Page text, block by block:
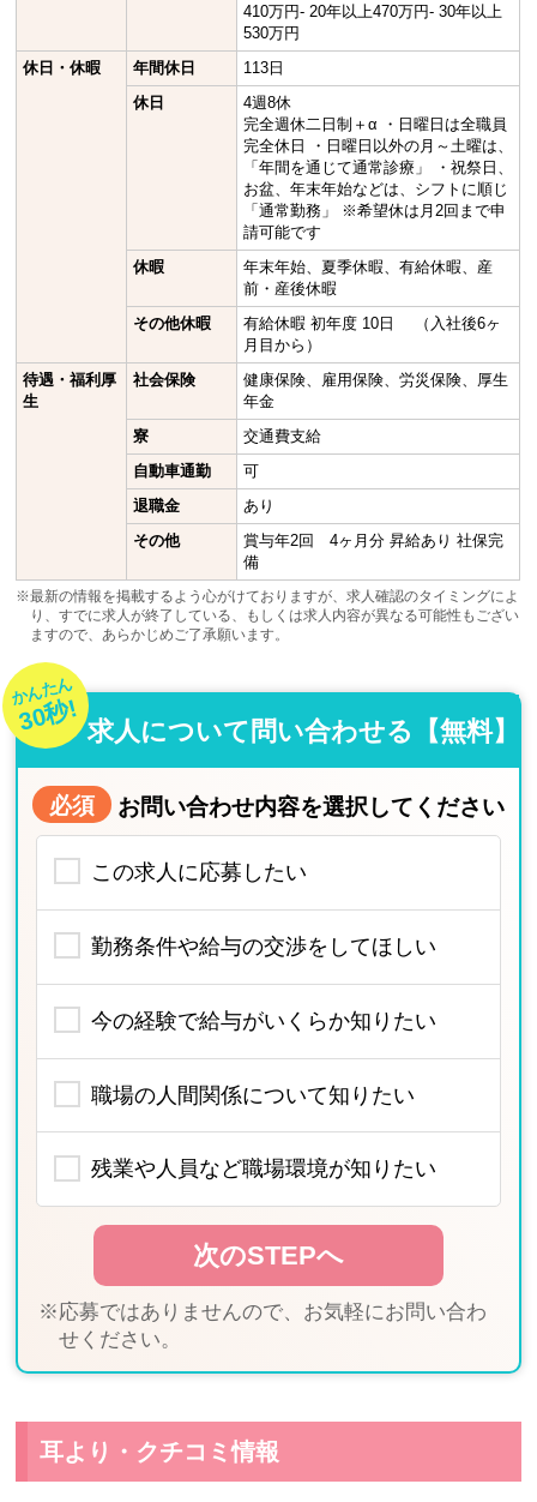
410万円- 20年以上470万円- 30年以上
530万円
休日・休暇
年間休日
113日
休日
4週8休
完全週休二日制＋α ・日曜日は全職員
完全休日 ・日曜日以外の月～土曜は、
「年間を通じて通常診療」 ・祝祭日、
お盆、年末年始などは、シフトに順じ
「通常勤務」 ※希望休は月2回まで申
請可能です
休暇
年末年始、夏季休暇、有給休暇、産
前・産後休暇
その他休暇
有給休暇 初年度 10日 （入社後6ヶ
月目から）
待遇・福利厚
生
社会保険
健康保険、雇用保険、労災保険、厚生
年金
寮
交通費支給
自動車通勤
可
退職金
あり
その他
賞与年2回 4ヶ月分 昇給あり 社保完
備
※最新の情報を掲載するよう心がけておりますが、求人確認のタイミングによ
り、すでに求人が終了している、もしくは求人内容が異なる可能性もござい
ますので、あらかじめご了承願います。
かんたん
30秒! 求人について問い合わせる【無料】
必須 お問い合わせ内容を選択してください
この求人に応募したい
勤務条件や給与の交渉をしてほしい
今の経験で給与がいくらか知りたい
職場の人間関係について知りたい
残業や人員など職場環境が知りたい
※応募ではありませんので、お気軽にお問い合わ
せください。
耳より・クチコミ情報